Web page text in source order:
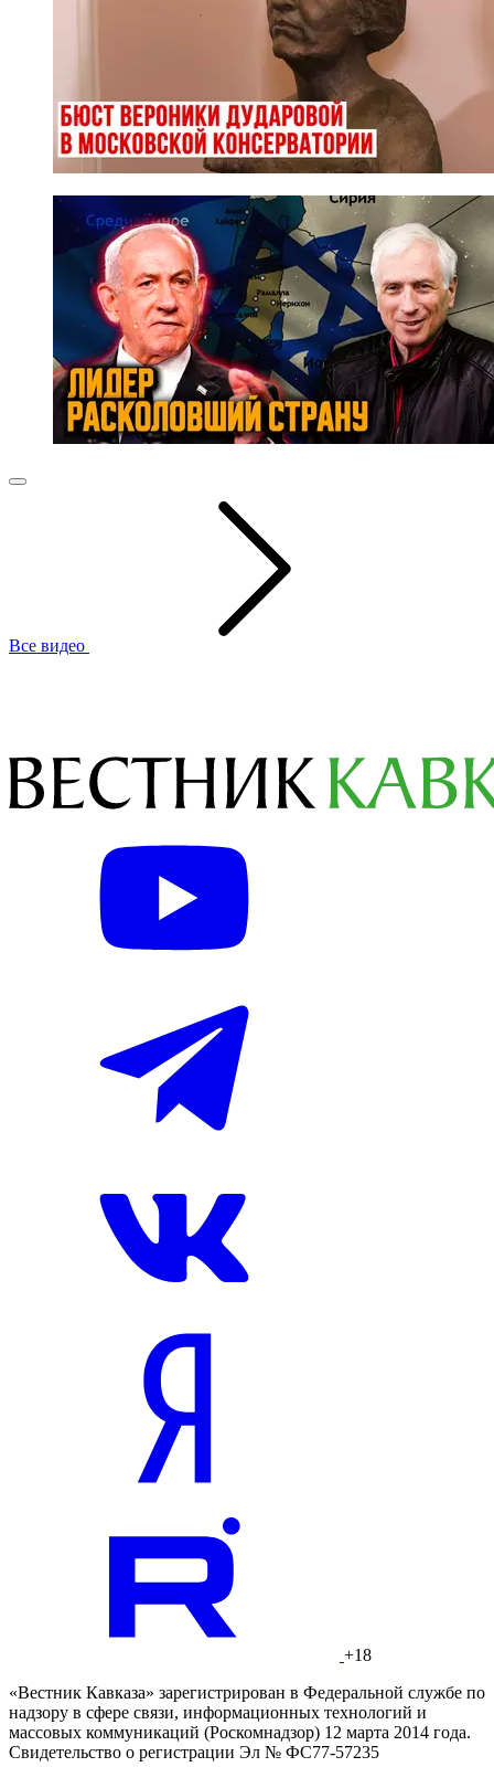
Все видео
+18
«Вестник Кавказа» зарегистрирован в Федеральной службе по
надзору в сфере связи, информационных технологий и
массовых коммуникаций (Роскомнадзор) 12 марта 2014 года.
Свидетельство о регистрации Эл № ФС77-57235